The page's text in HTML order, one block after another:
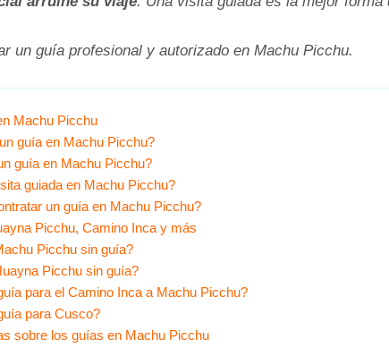
un guía profesional y autorizado en Machu Picchu.
Machu Picchu
guía en Machu Picchu?
guía en Machu Picchu?
guiada en Machu Picchu?
un guía en Machu Picchu?
Picchu, Camino Inca y más
Picchu sin guía?
Picchu sin guía?
para el Camino Inca a Machu Picchu?
para Cusco?
sobre los guías en Machu Picchu